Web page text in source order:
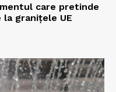
care pretinde
granițele UE